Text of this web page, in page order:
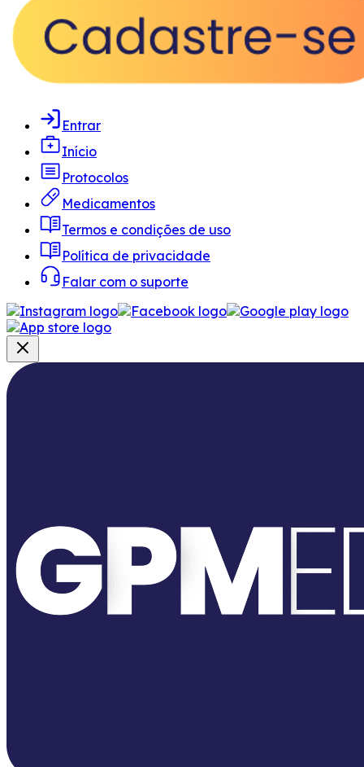
Entrar
Início
Protocolos
Medicamentos
Termos e condições de uso
Política de privacidade
Falar com o suporte